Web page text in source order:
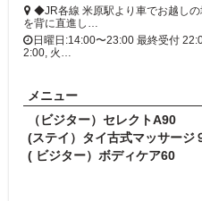
◆JR各線 米原駅より車でお越し
を背に直進し…
日曜日:14:00〜23:00 最終受付
2:00, 火…
メニュー
（ビジター）セレクトA90
(ステイ）タイ古式マッサージ
( ビジター）ボディケア60